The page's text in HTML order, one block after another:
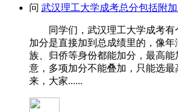
问 武汉理工大学成考总分包括附
同学们，武汉理工大学成考有
加分是直接加到总成绩里的，像年
族、归侨等身份都能加分，最高能
意，多项加分不能叠加，只能选最
来，大家......